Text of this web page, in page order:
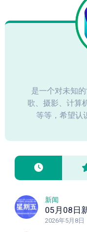
是一个对未知
歌、摄影、计算
等等，希望认
新闻
2026年5月8日